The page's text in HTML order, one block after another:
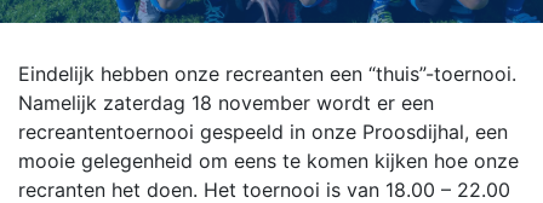
Eindelijk hebben onze recreanten een “thuis”-toernooi.
Namelijk zaterdag 18 november wordt er een
recreantentoernooi gespeeld in onze Proosdijhal, een
mooie gelegenheid om eens te komen kijken hoe onze
recranten het doen. Het toernooi is van 18.00 – 22.00